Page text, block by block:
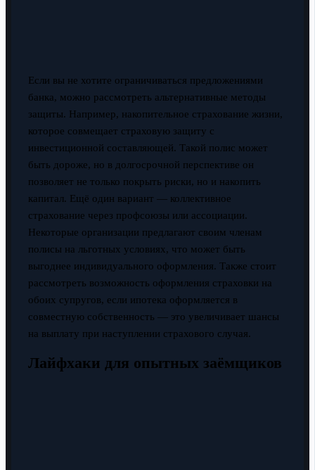
Если вы не хотите ограничиваться предложениями
банка, можно рассмотреть альтернативные методы
защиты. Например, накопительное страхование жизни,
которое совмещает страховую защиту с
инвестиционной составляющей. Такой полис может
быть дороже, но в долгосрочной перспективе он
позволяет не только покрыть риски, но и накопить
капитал. Ещё один вариант — коллективное
страхование через профсоюзы или ассоциации.
Некоторые организации предлагают своим членам
полисы на льготных условиях, что может быть
выгоднее индивидуального оформления. Также стоит
рассмотреть возможность оформления страховки на
обоих супругов, если ипотека оформляется в
совместную собственность — это увеличивает шансы
на выплату при наступлении страхового случая.
Лайфхаки для опытных заёмщиков